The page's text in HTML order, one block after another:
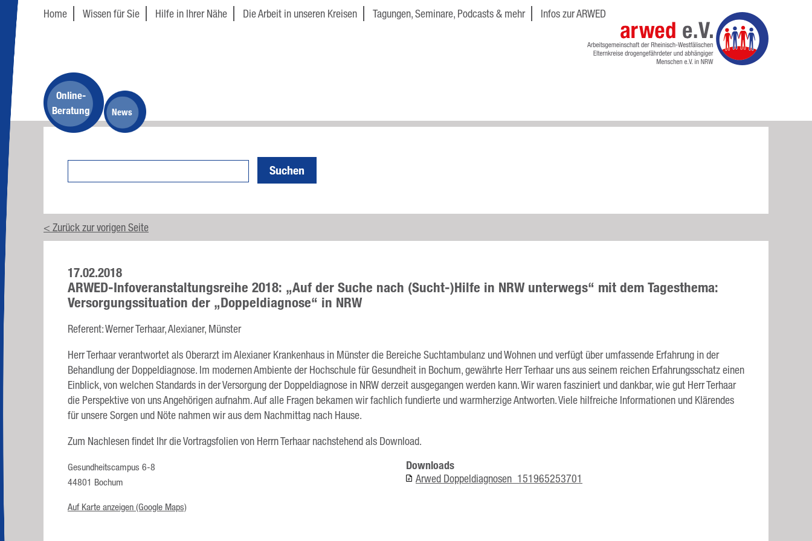
Home Wissen für Sie Hilfe in Ihrer Nähe Die Arbeit in unseren Kreisen Tagungen, Seminare, Podcasts & mehr Infos zur ARWED
Online-
Beratung
News
Suchen
< Zurück zur vorigen Seite
17.02.2018
ARWED-Infoveranstaltungsreihe 2018: „Auf der Suche nach (Sucht-)Hilfe in NRW unterwegs“ mit dem Tagesthema:
Versorgungssituation der „Doppeldiagnose“ in NRW
Referent: Werner Terhaar, Alexianer, Münster
Herr Terhaar verantwortet als Oberarzt im Alexianer Krankenhaus in Münster die Bereiche Suchtambulanz und Wohnen und verfügt über umfassende Erfahrung in der
Behandlung der Doppeldiagnose. Im modernen Ambiente der Hochschule für Gesundheit in Bochum, gewährte Herr Terhaar uns aus seinem reichen Erfahrungsschatz einen
Einblick, von welchen Standards in der Versorgung der Doppeldiagnose in NRW derzeit ausgegangen werden kann. Wir waren fasziniert und dankbar, wie gut Herr Terhaar
die Perspektive von uns Angehörigen aufnahm. Auf alle Fragen bekamen wir fachlich fundierte und warmherzige Antworten. Viele hilfreiche Informationen und Klärendes
für unsere Sorgen und Nöte nahmen wir aus dem Nachmittag nach Hause.
Zum Nachlesen findet Ihr die Vortragsfolien von Herrn Terhaar nachstehend als Download.
Gesundheitscampus 6-8
44801 Bochum
Auf Karte anzeigen (Google Maps)
Downloads
Arwed Doppeldiagnosen_151965253701